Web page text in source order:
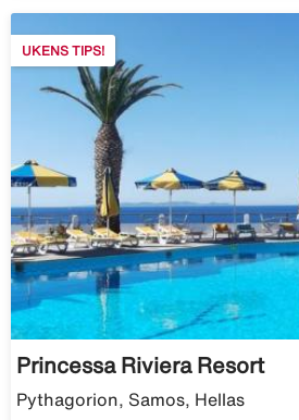
UKENS TIPS!
Princessa Riviera Resort
Pythagorion, Samos, Hellas